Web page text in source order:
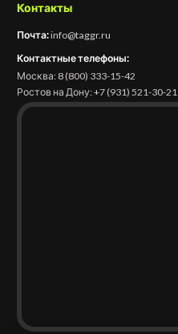
Контакты
Почта:info@taggr.ru
Контактные телефоны:
Москва: 8 (800) 333-15-42
Ростов на Дону:+7 (931) 521-30-21